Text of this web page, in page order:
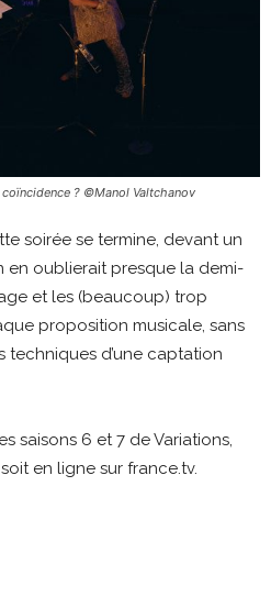
? ©Manol Valtchanov
soirée se termine, devant un
en oublierait presque la demi-
et les (beaucoup) trop
proposition musicale, sans
d’une captation
saisons 6 et 7 de Variations,
en ligne sur france.tv.